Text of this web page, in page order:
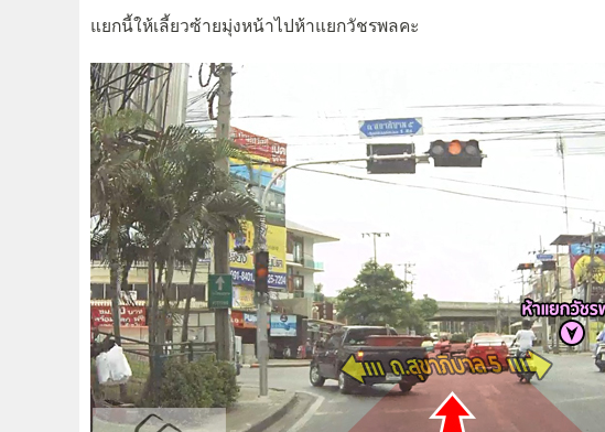
แยกนี้ให้เลี้ยวซ้ายมุ่งหน้าไปห้าแยกวัชรพลคะ